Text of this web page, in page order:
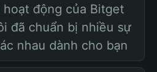
hoạt động của Bitget
đã chuẩn bị nhiều sự
nhau dành cho bạn